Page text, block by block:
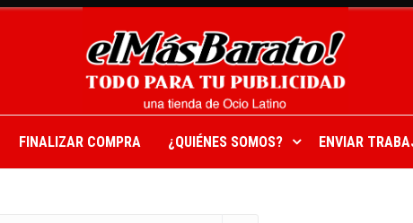
FINALIZAR COMPRA ¿QUIÉNES SOMOS? ENVIAR